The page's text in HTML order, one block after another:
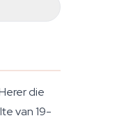
die
van 19-